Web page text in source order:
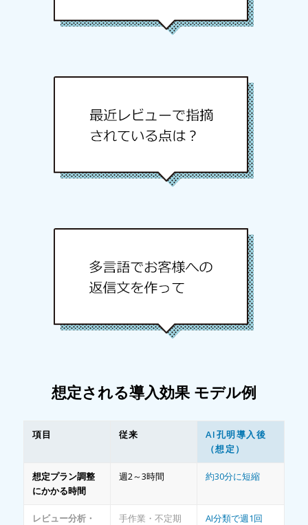
想定される導入効果 モデル例
項目 従来
AI孔明導入後
（想定）
想定プラン調整
にかかる時間
週2～3時間 約30分に短縮
レビュー分析・
手作業・不定期 AI分類で週1回